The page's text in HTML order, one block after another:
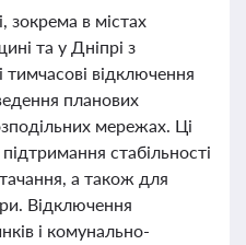
зокрема в містах
та у Дніпрі з
тимчасові відключення
планових
мережах. Ці
стабільності
а також для
Відключення
і комунально-